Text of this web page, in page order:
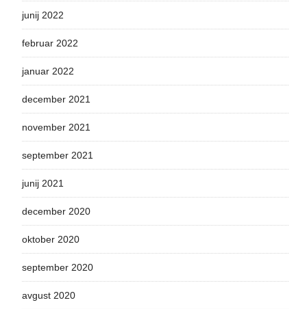
junij 2022
februar 2022
januar 2022
december 2021
november 2021
september 2021
junij 2021
december 2020
oktober 2020
september 2020
avgust 2020